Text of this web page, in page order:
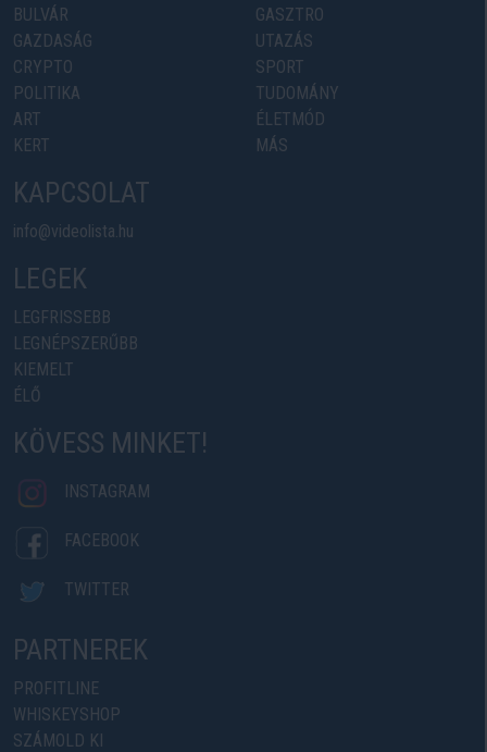
BULVÁR
GAZDASÁG
CRYPTO
POLITIKA
ART
KERT
GASZTRO
UTAZÁS
SPORT
TUDOMÁNY
ÉLETMÓD
MÁS
KAPCSOLAT
info@videolista.hu
LEGEK
LEGFRISSEBB
LEGNÉPSZERŰBB
KIEMELT
ÉLŐ
KÖVESS MINKET!
INSTAGRAM
FACEBOOK
TWITTER
PARTNEREK
PROFITLINE
WHISKEYSHOP
SZÁMOLD KI